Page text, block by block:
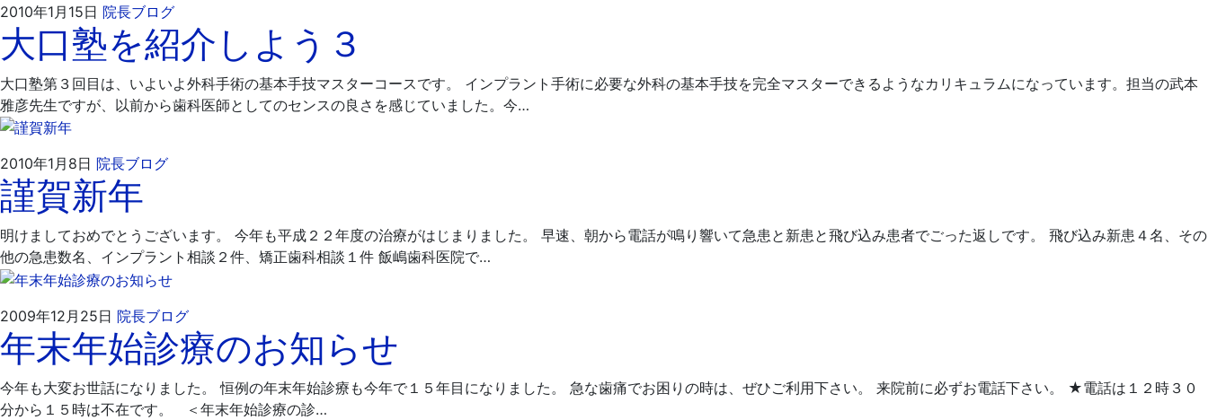
2010年1月15日 院長ブログ2010
年
1
月
15
日
飯
嶋
歯
科
医
院
大口塾を紹介しよう３
大口塾第３回目は、いよいよ外科手術の基本手技マスターコースです。 インプラント手術に必要な外科の基本手技を完全マスターできるようなカリキュラムになっています。担当の武本
雅彦先生ですが、以前から歯科医師としてのセンスの良さを感じていました。今…
2010年1月8日 院長ブログ2010
月
飯
科
医
謹賀新年
明けましておめでとうございます。 今年も平成２２年度の治療がはじまりました。 早速、朝から電話が鳴り響いて急患と新患と飛び込み患者でごった返しです。 飛び込み新患４名、その
他の急患数名、インプラント相談２件、矯正歯科相談１件 飯嶋歯科医院で…
2009年12月25日 院長ブログ2009
年
12
月
25
飯
嶋
歯
科
年末年始診療のお知らせ
今年も大変お世話になりました。 恒例の年末年始診療も今年で１５年目になりました。 急な歯痛でお困りの時は、ぜひご利用下さい。 来院前に必ずお電話下さい。 ★電話は１２時３０
分から１５時は不在です。 ＜年末年始診療の診…